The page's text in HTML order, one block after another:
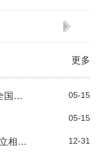
更多
深圳证监局精心组织开展2026年“5·15全国投资者保护宣传日”系列活动 05-15
05-15
转：广道数字事件先行赔付专项基金设立相关公告 12-31